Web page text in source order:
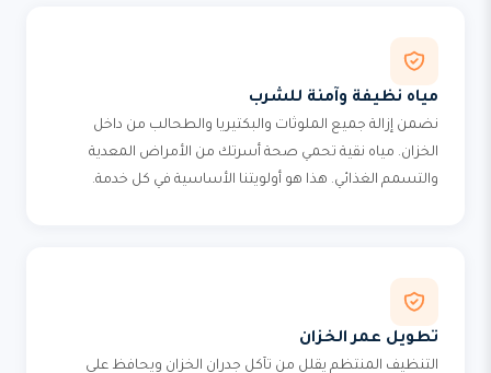
مياه نظيفة وآمنة للشرب
نضمن إزالة جميع الملوثات والبكتيريا والطحالب من داخل
الخزان. مياه نقية تحمي صحة أسرتك من الأمراض المعدية
والتسمم الغذائي. هذا هو أولويتنا الأساسية في كل خدمة.
تطويل عمر الخزان
التنظيف المنتظم يقلل من تآكل جدران الخزان ويحافظ على